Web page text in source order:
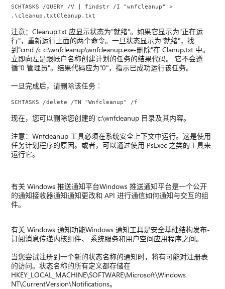
SCHTASKS /QUERY /V | findstr /I "wnfcleanup" >
.\cleanup.txtCleanup.txt
注意：Cleanup.txt 应显示状态为"就绪"。如果它显示为"正在运
行"，重新运行上面的两个命令。一旦状态显示为"就绪"，找
到"cmd /c c:\wnfcleanup\wnfcleanup.exe-删除"在 Clanup.txt 中。
立即向左是跟帐户名称创建计划的任务的结果代码。 它不会遵
循"0 管理员"。结果代码应为"0"，指示已成功运行该任务。
一旦完成后，请删除该任务︰
SCHTASKS /delete /TN "Wnfcleanup" /f
现在，您可以删除您创建的 c:\wnfcleanup 目录及其内容。
注意：Wnfcleanup 工具必须在系统安全上下文中运行。这是使用
任务计划程序的原因。或者，可以通过使用 PsExec 之类的工具来
运行它。
有关 Windows 推送通知平台Windows 推送通知平台是一个公开
的通知接收器通知通知更改和 API 进行通信如何通知与交互的组
件。
有关 Windows 通知功能Windows 通知工具是安全基础结构发布-
订阅消息传递内核组件、 系统服务和用户空间应用程序之间。
当您尝试注册到一个新的状态名称的通知时，将有可能对注册表
的访问。状态名称的所有定义都存储在
HKEY_LOCAL_MACHINE\SOFTWARE\Microsoft\Windows
NT\CurrentVersion\Notifications。